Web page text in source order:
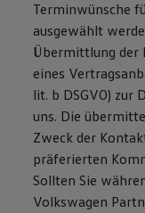
Terminwünsche
ausgewählt
Übermittlung der
eines
lit. b DSGVO) zur
uns. Die
Zweck der
präferierten
Sollten Sie
Volkswagen